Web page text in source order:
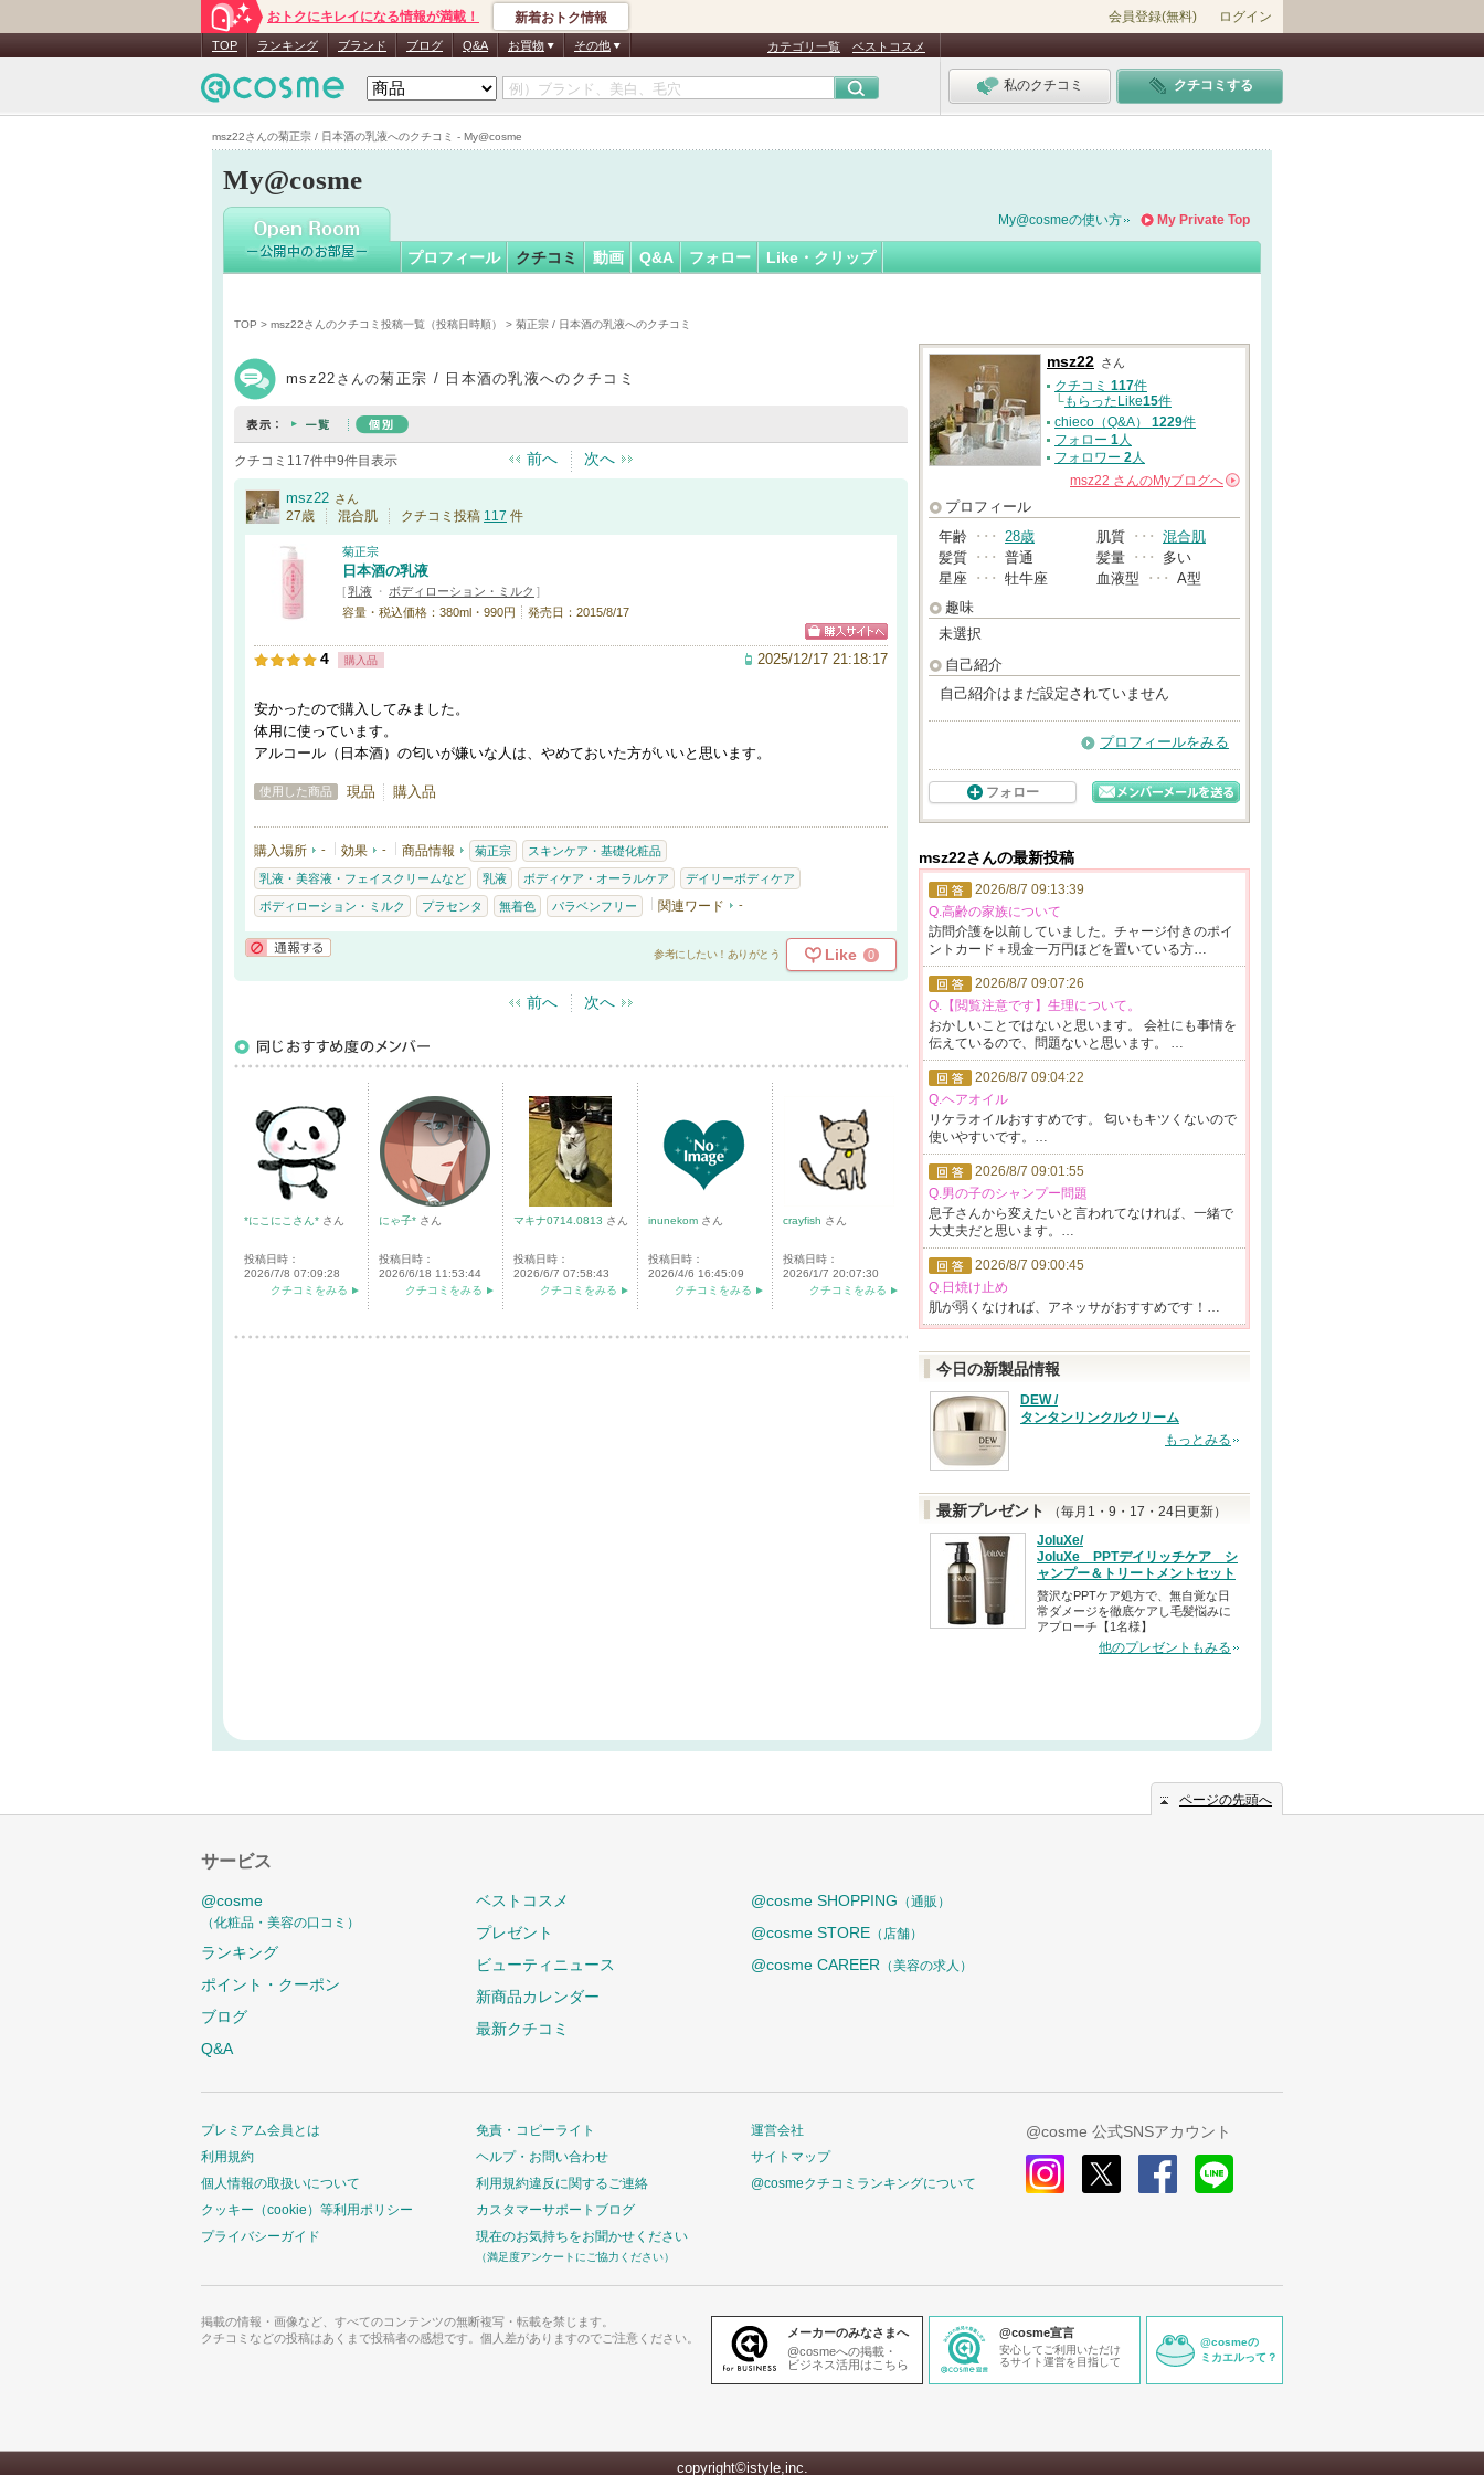
msz22さんの菊正宗 / 日本酒の乳液へのクチコミ - My@cosme
おトクにキレイになる情報が満載！ 新着おトク情報 会員登録(無料) ログイン
TOP ランキング ブランド ブログ Q&A お買物 その他 カテゴリ一覧 ベストコスメ
私のクチコミ クチコミする
My@cosme
msz22さん
My Private Top
My@cosmeの使い方
プロフィール クチコミ 動画 Q&A フォロー Like・クリップ
TOP > msz22さんのクチコミ投稿一覧（投稿日時順） > 菊正宗 / 日本酒の乳液へのクチコミ
msz22 さんの菊正宗 / 日本酒の乳液へのクチコミ
クチコミ117件中9件目表示 前へ 次へ
msz22 さん
27歳 混合肌 クチコミ投稿 117 件
菊正宗
日本酒の乳液
[乳液 ・ ボディローション・ミルク ]
容量・税込価格：380ml・990円
発売日：2015/8/17
4 購入品 2025/12/17 21:18:17
安かったので購入してみました。
体用に使っています。
アルコール（日本酒）の匂いが嫌いな人は、やめておいた方がいいと思います。
使用した商品 現品 購入品
購入場所 - 効果 - 商品情報 菊正宗 スキンケア・基礎化粧品
乳液・美容液・フェイスクリームなど 乳液 ボディケア・オーラルケア デイリーボディケア
ボディローション・ミルク プラセンタ 無着色 パラベンフリー 関連ワード -
参考にしたい！ありがとう Like 0
前へ 次へ
*にこにこさん* さん
投稿日時：
2026/7/8 07:09:28
クチコミをみる
にゃ子* さん
投稿日時：
2026/6/18 11:53:44
クチコミをみる
マキナ0714.0813 さん
投稿日時：
2026/6/7 07:58:43
クチコミをみる
inunekom さん
投稿日時：
2026/4/6 16:45:09
クチコミをみる
crayfish さん
投稿日時：
2026/1/7 20:07:30
クチコミをみる
msz22 さん
クチコミ 117件
└もらったLike15件
chieco（Q&A） 1229件
フォロー 1人
フォロワー 2人
msz22 さんのMyブログへ
プロフィール
年齢 ･･･ 28歳 肌質 ･･･ 混合肌
髪質 ･･･ 普通 髪量 ･･･
多い
星座 ･･･ 牡牛座 血液型 ･･･ A型
趣味
未選択
自己紹介
自己紹介はまだ設定されていません
プロフィールをみる
フォロー
msz22さんの最新投稿
2026/8/7 09:13:39
Q.高齢の家族について
訪問介護を以前していました。 チャージ付きのポイ
ントカ ード＋現金一万円ほどを置いている方…
2026/8/7 09:07:26
Q.【閲覧注意です】生理について。
おかしいことではないと思いま す。 会社に も事情を
伝えているので、問題ないと思います。 …
2026/8/7 09:04:22
Q.ヘアオイル
リケラオイルおすすめです。 匂いもキツく ないので
使いやすいです。…
2026/8/7 09:01:55
Q.男の子のシャンプー問題
息子さんから変えたいと言われてなければ、一緒で
大丈夫だと 思います。…
2026/8/7 09:00:45
Q.日焼け止め
肌が弱くなければ、アネッサがおすすめです！ …
今日の新製品情報
DEW /
タンタンリンクルクリーム
もっとみる
最新プレゼント
（毎月1・9・17・24日更新）
JoluXe/
JoluXe PPTデイリッチケア シ
ャンプー＆トリートメントセット
贅沢なPPTケア処方で、無自覚な日
常ダメージを徹底ケアし毛髪悩みに
アプローチ【1名様】
他のプレゼントもみる
ページの先頭へ
サービス
@cosme
（化粧品・美容の口コミ）
ランキング
ポイント・クーポン
ブログ
Q&A
ベストコスメ
プレゼント
ビューティニュース
新商品カレンダー
最新クチコミ
@cosme SHOPPING （通販）
@cosme STORE （店舗）
@cosme CAREER （美容の求人）
プレミアム会員とは
利用規約
個人情報の取扱いについて
クッキー（cookie）等利用ポリシー
プライバシーガイド
免責・コピーライト
ヘルプ・お問い合わせ
利用規約違反に関するご連絡
カスタマーサポートブログ
現在のお気持ちをお聞かせください
（満足度アンケートにご協力ください）
運営会社
サイトマップ
@cosmeクチコミランキングについて
@cosme 公式SNSアカウント
掲載の情報・画像など、すべてのコンテンツの無断複写・転載を禁じます。
クチコミなどの投稿はあくまで投稿者の感想です。個人差がありますのでご注意ください。
メーカーのみなさまへ
@cosmeへの掲載・
ビジネス活用はこちら
@cosme宣言
安心してご利用いただけ
るサイト運営を目指して
@cosmeの
ミカエルって？
copyright©istyle,inc.